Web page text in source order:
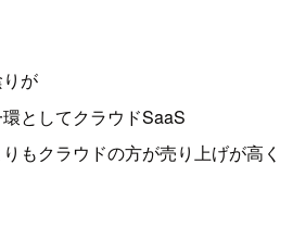
が
としてクラウドSaaS
もクラウドの方が売り上げが高く